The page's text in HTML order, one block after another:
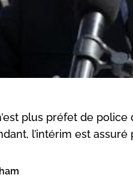
plus préfet de
l’intérim est assuré